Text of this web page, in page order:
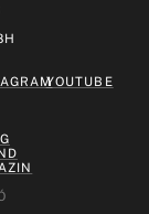
YOUTUBE